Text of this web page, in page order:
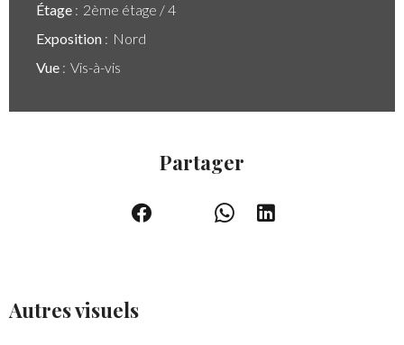
Étage
2ème étage / 4
Exposition
Nord
Vue
Vis-à-vis
Partager
Autres visuels